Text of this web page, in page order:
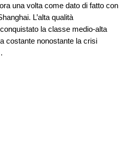
una volta come dato di fatto con
L’alta qualità
la classe medio-alta
costante nonostante la crisi